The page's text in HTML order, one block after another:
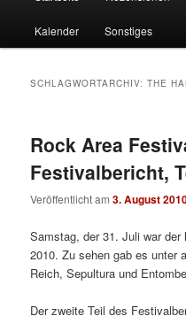
Kalender Sonstiges
SCHLAGWORTARCHIV:THE
Rock Area
Festivalbericht,
Veröffentlicht am3. August
Samstag, der 31. Juli war
2010. Zu sehen gab es unter
Reich, Sepultura und
Der zweite Teil des